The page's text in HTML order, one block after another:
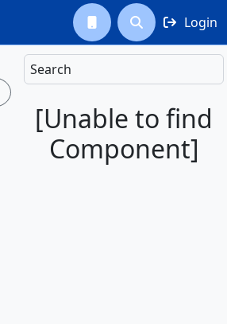
  Login
Search
[Unable to find
Component]